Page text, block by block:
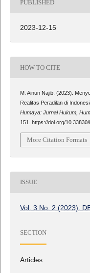
PUBLISHED
2023-12-15
HOW TO CITE
M. Ainun Najib. (2023).
Realitas Peradilan di
Humaya: Jurnal Hukum,
151. https://doi.org/
More Citation Formats
ISSUE
Vol. 3 No. 2 (2023):
SECTION
Articles